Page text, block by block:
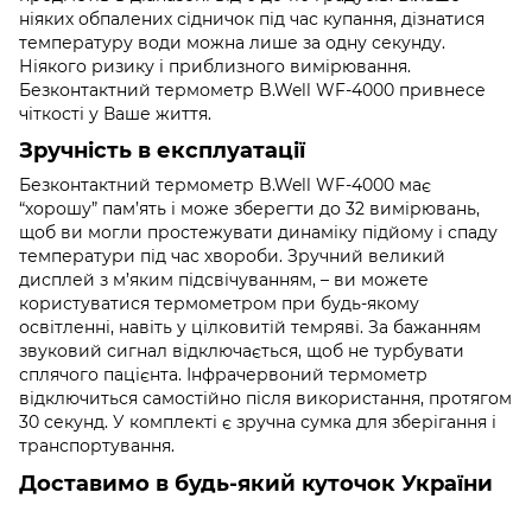
ніяких обпалених сідничок під час купання, дізнатися
температуру води можна лише за одну секунду.
Ніякого ризику і приблизного вимірювання.
Безконтактний термометр B.Well WF-4000 привнесе
чіткості у Ваше життя.
Зручність в експлуатації
Безконтактний термометр B.Well WF-4000 має
“хорошу” пам’ять і може зберегти до 32 вимірювань,
щоб ви могли простежувати динаміку підйому і спаду
температури під час хвороби. Зручний великий
дисплей з м’яким підсвічуванням, – ви можете
користуватися термометром при будь-якому
освітленні, навіть у цілковитій темряві. За бажанням
звуковий сигнал відключається, щоб не турбувати
сплячого пацієнта. Інфрачервоний термометр
відключиться самостійно після використання, протягом
30 секунд. У комплекті є зручна сумка для зберігання і
транспортування.
Доставимо в будь-який куточок України